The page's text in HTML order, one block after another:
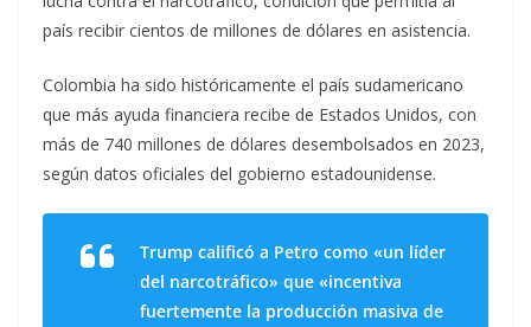
país recibir cientos de millones de dólares en asistencia.
Colombia ha sido históricamente el país sudamericano
que más ayuda financiera recibe de Estados Unidos, con
más de 740 millones de dólares desembolsados en 2023,
según datos oficiales del gobierno estadounidense.
Trump calificó a Petro como «un líder
del narcotráfico» que «incentiva
fuertemente la producción masiva de